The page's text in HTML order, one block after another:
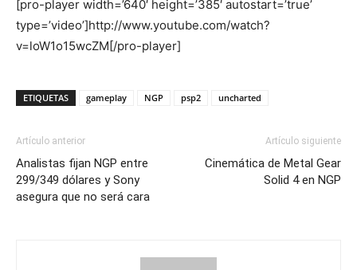
[pro-player width=’640′ height=’385′ autostart=’true’
type=’video’]http://www.youtube.com/watch?
v=loW1o15wcZM[/pro-player]
ETIQUETAS gameplay NGP psp2 uncharted
Artículo anterior
Analistas fijan NGP entre
299/349 dólares y Sony
asegura que no será cara
Artículo siguiente
Cinemática de Metal Gear
Solid 4 en NGP